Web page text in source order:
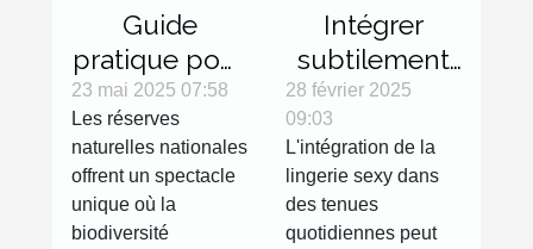
Guide
pratique pour
explorer les
réserves
naturelles
nationales
23 mai 2025 07:58
Les réserves
naturelles nationales
offrent un spectacle
unique où la
biodiversité
Intégrer
subtilement
la lingerie
sexy dans
des tenues
de tous les
jours
28 février 2025
09:03
L'intégration de la
lingerie sexy dans
des tenues
quotidiennes peut